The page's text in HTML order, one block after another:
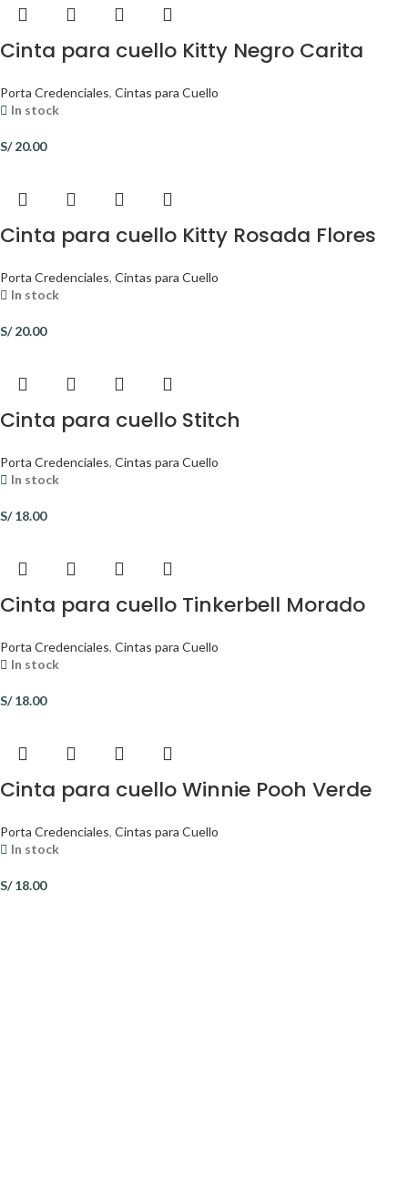
Cinta para cuello Kitty Negro Carita
Porta Credenciales, Cintas para Cuello
In stock
S/20.00
Cinta para cuello Kitty Rosada Flores
Porta Credenciales, Cintas para Cuello
In stock
S/20.00
Cinta para cuello Stitch
Porta Credenciales, Cintas para Cuello
In stock
S/18.00
Cinta para cuello Tinkerbell Morado
Porta Credenciales, Cintas para Cuello
In stock
S/18.00
Cinta para cuello Winnie Pooh Verde
Porta Credenciales, Cintas para Cuello
In stock
S/18.00